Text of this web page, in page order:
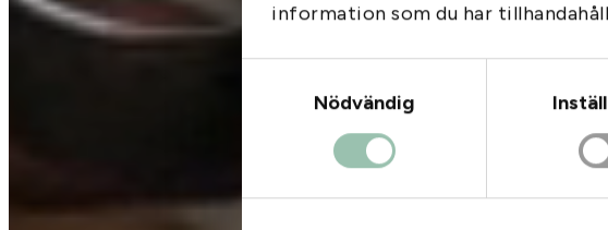
information som du har
Nödvändig